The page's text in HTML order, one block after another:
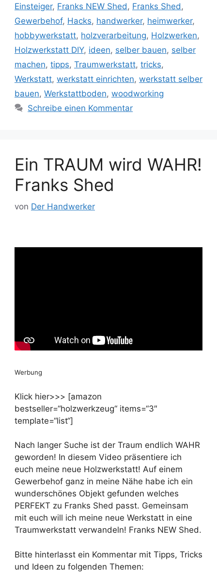
Einsteiger, Franks NEW Shed, Franks Shed,
Gewerbehof, Hacks, handwerker, heimwerker,
hobbywerkstatt, holzverarbeitung, Holzwerken,
Holzwerkstatt DIY, ideen, selber bauen, selber
machen, tipps, Traumwerkstatt, tricks,
Werkstatt, werkstatt einrichten, werkstatt selber
bauen, Werkstattboden, woodworking
Schreibe einen Kommentar
Ein TRAUM wird WAHR!
Franks Shed
von Der Handwerker
Werbung
Klick hier>>> [amazon
bestseller=“holzwerkzeug“ items=“3″
template=“list“]
Nach langer Suche ist der Traum endlich WAHR
geworden! In diesem Video präsentiere ich
euch meine neue Holzwerkstatt! Auf einem
Gewerbehof ganz in meine Nähe habe ich ein
wunderschönes Objekt gefunden welches
PERFEKT zu Franks Shed passt. Gemeinsam
mit euch will ich meine neue Werkstatt in eine
Traumwerkstatt verwandeln! Franks NEW Shed.
Bitte hinterlasst ein Kommentar mit Tipps, Tricks
und Ideen zu folgenden Themen: